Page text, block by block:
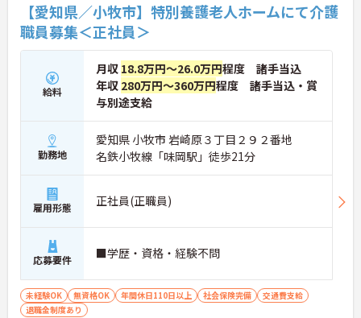
【愛知県／小牧市】特別養護老人ホームにて介護
職員募集＜正社員＞
給料
月収 18.8万円～26.0万円程度 諸手当込
年収 280万円～360万円程度 諸手当込・賞
与別途支給
勤務地
愛知県 小牧市 岩崎原３丁目２９２番地
名鉄小牧線「味岡駅」徒歩21分
雇用形態 正社員(正職員)
応募要件 ■学歴・資格・経験不問
未経験OK 無資格OK 年間休日110日以上 社会保険完備
交通費支給
退職金制度あり